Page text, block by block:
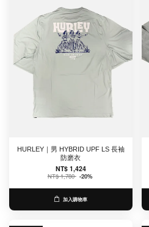
HURLEY｜男 HYBRID UPF LS 長袖
防磨衣
NT$ 1,424
NT$ 1,780 -20%
加入購物車